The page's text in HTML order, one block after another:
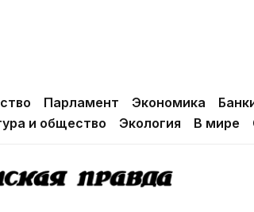
Парламент Экономика
и общество Экология В мире